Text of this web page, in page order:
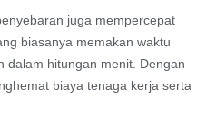
juga mempercepat
biasanya memakan waktu
dalam hitungan menit. Dengan
biaya tenaga kerja serta